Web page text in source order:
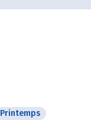
Printemps